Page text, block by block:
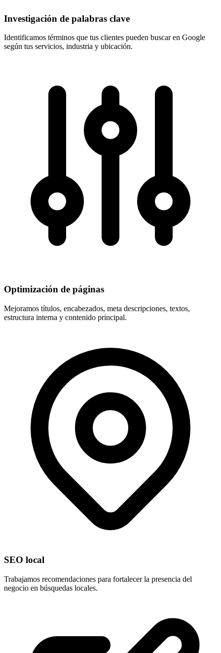
Investigación de palabras clave
Identificamos términos que tus clientes pueden buscar en Google
según tus servicios, industria y ubicación.
Optimización de páginas
Mejoramos títulos, encabezados, meta descripciones, textos,
estructura interna y contenido principal.
SEO local
Trabajamos recomendaciones para fortalecer la presencia del
negocio en búsquedas locales.